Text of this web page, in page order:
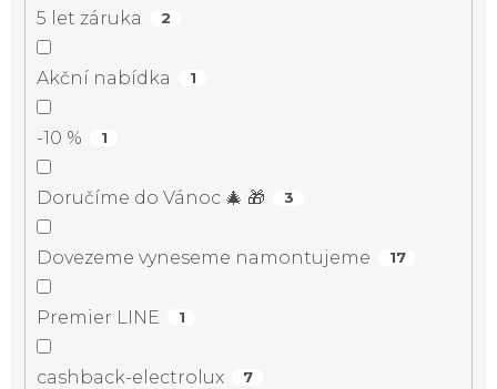
5 let záruka 2
Akční nabídka 1
-10 % 1
Doručíme do Vánoc 🎄 🎁 3
Dovezeme vyneseme namontujeme 17
Premier LINE 1
cashback-electrolux 7